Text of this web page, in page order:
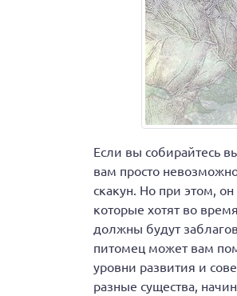
Если вы собирайтесь
вам просто
скакун. Но при этом,
которые хотят во
должны будут
питомец может вам
уровни развития и
разные существа,